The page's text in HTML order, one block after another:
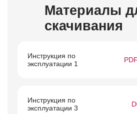
Материалы
скачивания
Инструкция по
эксплуатации 1
Инструкция по
эксплуатации 3